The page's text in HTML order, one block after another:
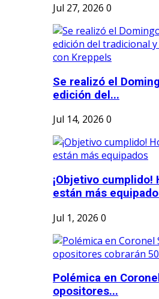
Jul 27, 2026 0
Se realizó el
edición del...
Jul 14, 2026 0
¡Objetivo cumplido!
están más
Jul 1, 2026 0
Polémica en
opositores...